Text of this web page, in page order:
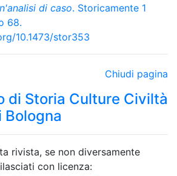
di caso. Storicamente 1
68.
10.1473/stor353
Chiudi pagina
di Storia Culture Civiltà
Bologna
rivista, se non diversamente
con licenza: